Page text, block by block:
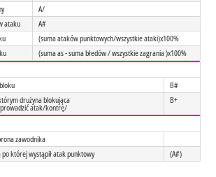
A/
ataku
A#
(suma ataków punktowych/wszystkie ataki)x100%
(suma as - suma błedów / wszystkie zagrania )x100%
B#
drużyna blokująca
atak/kontrę/
B+
zawodnika
po której wystąpił atak punktowy (A#)